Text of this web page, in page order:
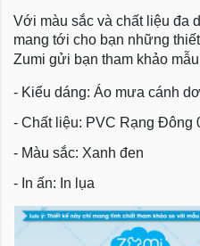
Với màu sắc và chất liệu đa
mang tới cho bạn những
Zumi gửi bạn tham khảo
- Kiểu dáng: Áo mưa cánh
- Chất liệu: PVC Rạng Đông
- Màu sắc: Xanh đen
- In ấn: In lụa